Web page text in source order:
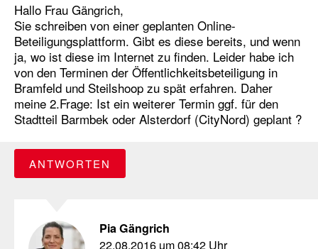
Hallo Frau Gängrich,
Sie schreiben von einer geplanten Online-
Beteiligungsplattform. Gibt es diese bereits, und wenn
ja, wo ist diese im Internet zu finden. Leider habe ich
von den Terminen der Öffentlichkeitsbeteiligung in
Bramfeld und Steilshoop zu spät erfahren. Daher
meine 2.Frage: Ist ein weiterer Termin ggf. für den
Stadtteil Barmbek oder Alsterdorf (CityNord) geplant ?
ANTWORTEN
Pia Gängrich
22.08.2016 um 08:42 Uhr